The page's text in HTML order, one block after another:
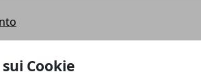
Cookie